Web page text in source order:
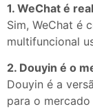
1. WeChat é
Sim, WeChat é
multifuncional
2. Douyin é o
Douyin é a
para o mercado